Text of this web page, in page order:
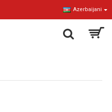
Azerbaijani